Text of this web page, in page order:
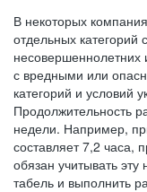
В некоторых
отдельных категорий
несовершеннолетних
с вредными или
категорий и условий
Продолжительность
недели. Например,
составляет 7,2 часа,
обязан учитывать
табель и выполнить